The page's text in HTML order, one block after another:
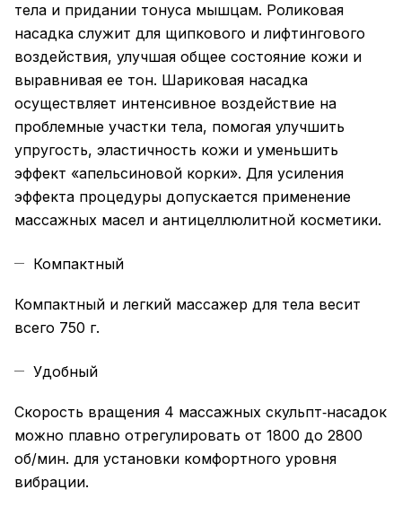
тела и придании тонуса мышцам. Роликовая
насадка служит для щипкового и лифтингового
воздействия, улучшая общее состояние кожи и
выравнивая ее тон. Шариковая насадка
осуществляет интенсивное воздействие на
проблемные участки тела, помогая улучшить
упругость, эластичность кожи и уменьшить
эффект «апельсиновой корки». Для усиления
эффекта процедуры допускается применение
массажных масел и антицеллюлитной косметики.
Компактный
Компактный и легкий массажер для тела весит
всего 750 г.
Удобный
Скорость вращения 4 массажных скульпт‑насадок
можно плавно отрегулировать от 1800 до 2800
об/мин. для установки комфортного уровня
вибрации.